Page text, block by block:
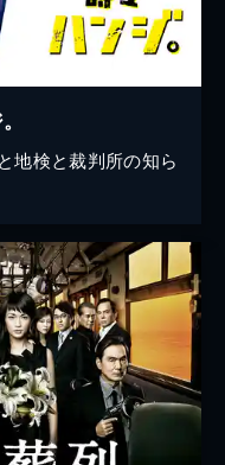
地検と裁判所の知ら